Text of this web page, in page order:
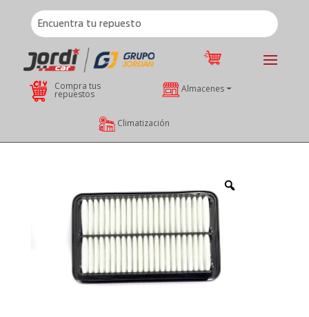
Compra tus
repuestos Almacenes
Climatización